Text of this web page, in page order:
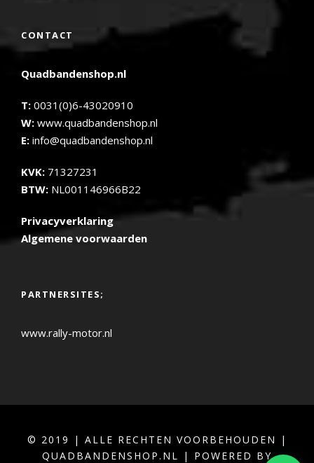
CONTACT
Quadbandenshop.nl
T: 0031(0)6-43020910
W: www.quadbandenshop.nl
E: info@quadbandenshop.nl
KVK: 71327231
BTW: NL001146966B22
Privacyverklaring
Algemene voorwaarden
PARTNERSITES;
www.rally-motor.nl
© 2019 | ALLE RECHTEN VOORBEHOUDEN |
QUADBANDENSHOP.NL | POWERED BY